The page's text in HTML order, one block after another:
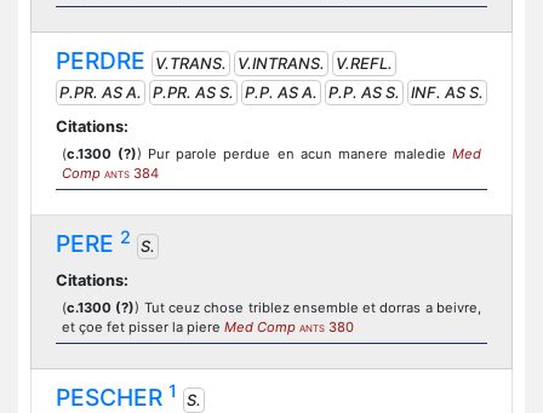
PERDRE V.TRANS. V.INTRANS.
V.REFL.
P.PR. AS A.
P.PR. AS S. P.P. AS A. P.P. AS S.
INF. AS S.
Citations:
(c.1300 (?)) Pur parole perdue en acun manere maledieMed
Comp ANTS 384
PERE 2 S.
Citations:
(c.1300 (?)) Tut ceuz chose triblez ensemble et dorras a beivre,
et çoe fet pisser la piere Med Comp ANTS 380
PESCHER 1
S.